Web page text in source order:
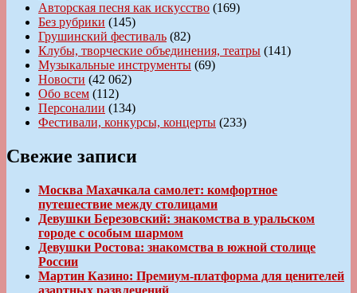
Авторская песня как искусство (169)
Без рубрики (145)
Грушинский фестиваль (82)
Клубы, творческие объединения, театры (141)
Музыкальные инструменты (69)
Новости (42 062)
Обо всем (112)
Персоналии (134)
Фестивали, конкурсы, концерты (233)
Свежие записи
Москва Махачкала самолет: комфортное
путешествие между столицами
Девушки Березовский: знакомства в уральском
городе с особым шармом
Девушки Ростова: знакомства в южной столице
России
Мартин Казино: Премиум-платформа для ценителей
азартных развлечений